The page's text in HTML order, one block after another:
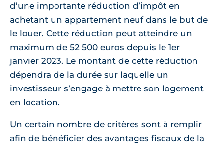
d’une importante réduction d’impôt en
achetant un appartement neuf dans le but de
le louer. Cette réduction peut atteindre un
maximum de 52 500 euros depuis le 1er
janvier 2023. Le montant de cette réduction
dépendra de la durée sur laquelle un
investisseur s’engage à mettre son logement
en location.
Un certain nombre de critères sont à remplir
afin de bénéficier des avantages fiscaux de la